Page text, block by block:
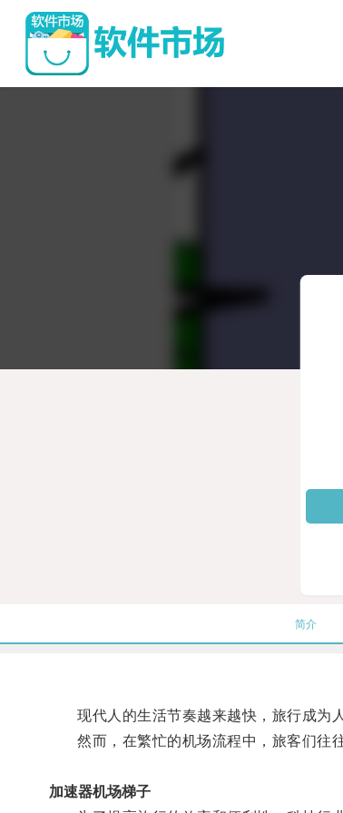
简介
现代人的生活节奏越来越快，旅行成为人
然而，在繁忙的机场流程中，旅客们往往
加速器机场梯子